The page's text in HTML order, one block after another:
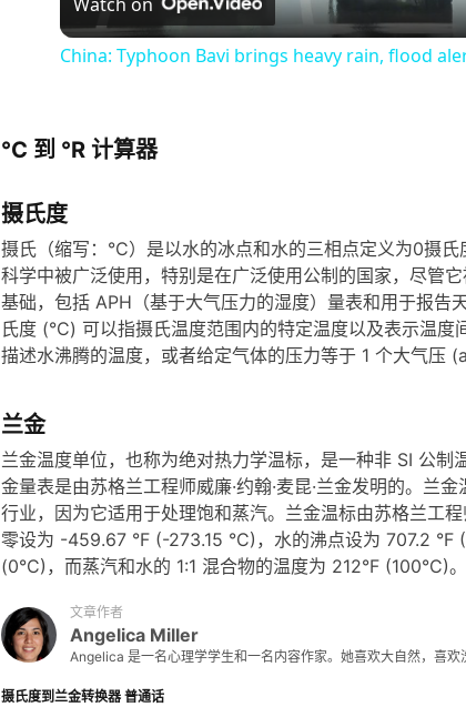
a
d
e
China: Typhoon Bavi brings heavy rain, flood
°C 到 °R 计算器
摄氏度
摄氏（缩写：°C）是以水的冰点和水的三相点定义为0摄
科学中被广泛使用，特别是在广泛使用公制的国家，尽管
基础，包括 APH（基于大气压力的湿度）量表和用于报告
氏度 (°C) 可以指摄氏温度范围内的特定温度以及表示温
描述水沸腾的温度，或者给定气体的压力等于 1 个大气压
兰金
兰金温度单位，也称为绝对热力学温标，是一种非 SI 公
金量表是由苏格兰工程师威廉·约翰·麦昆·兰金发明的。兰
行业，因为它适用于处理饱和蒸汽。兰金温标由苏格兰工
零设为 -459.67 °F (-273.15 °C)，水的沸点设为 707.2 °F
(0°C)，而蒸汽和水的 1:1 混合物的温度为 212°F (100°C)。
文章作者
Angelica Miller
Angelica 是一名心理学学生和一名内容作家。她喜欢大自然，喜欢
摄氏度到兰金转换器 普通话